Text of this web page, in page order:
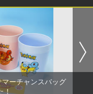
ーチャンスバッグ
！